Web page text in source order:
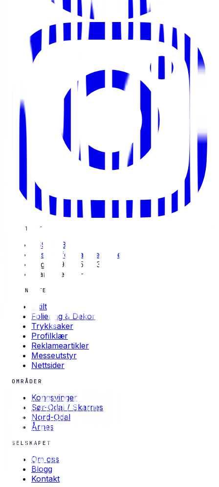
KONTAKT
469 47 391
post@informativreklame.no
Org.nr: 931 554 832
Man–Fre · 08–16
TJENESTER
Skilt
Foliering & Dekor
Trykksaker
Profilklær
Reklameartikler
Messeutstyr
Nettsider
OMRÅDER
Kongsvinger
Sør-Odal / Skarnes
Nord-Odal
Årnes
SELSKAPET
Om oss
Blogg
Kontakt